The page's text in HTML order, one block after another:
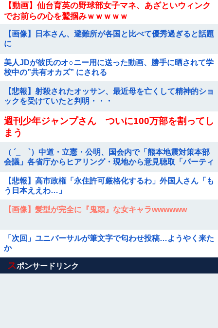
【動画】仙台育英の野球部女子マネ、あざといウィンク
でお前らの心を鷲掴みｗｗｗｗｗ
【画像】日本さん、避難所が各国と比べて優秀過ぎると話題
に
美人JDが彼氏のオ○ニー用に送った動画、勝手に晒されて学
校中の”共有オカズ” にされる
【悲報】射殺されたオッサン、最近母を亡くして精神的ショ
ックを受けていたと判明・・・
週刊少年ジャンプさん ついに100万部を割ってし
まう
（ ´_ゝ`）中道・立憲・公明、国会内で「熊本地震対策本部
会議」各省庁からヒアリング・現地から意見聴取「パーティ
【悲報】高市政権「永住許可厳格化するわ」外国人さん「も
う日本ええわ…」
【画像】髪型が完全に『鬼頭』な女キャラwwwwww
「次回」ユニバーサルが筆文字で匂わせ投稿…ようやく来た
か
Powered by livedoor 相互RSS
スポンサードリンク